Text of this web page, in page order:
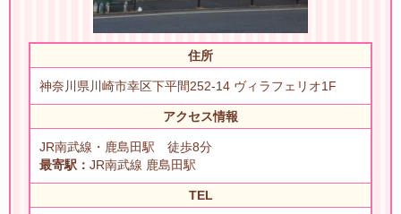
住所
神奈川県川崎市幸区下平間252-14 ヴィラフェリオ1F
アクセス情報
JR南武線・鹿島田駅 徒歩8分
最寄駅： JR南武線 鹿島田駅
TEL